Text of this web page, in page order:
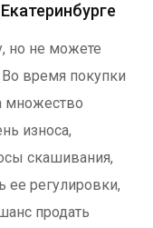
но не можете
Во время покупки
множество
износа,
скашивания,
ее регулировки,
продать